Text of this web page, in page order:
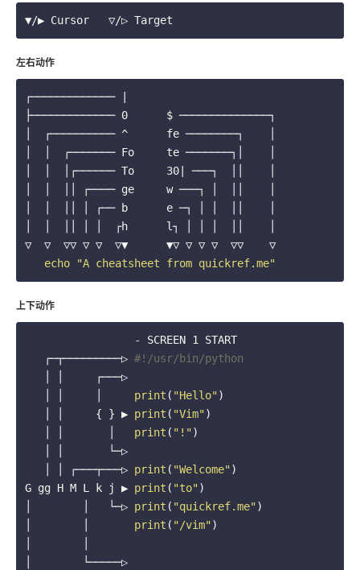
左右动作
┌───────────── |
├───────────── 0      $ ──────────────┐
│  ┌────────── ^      fe ────────┐    │
│  │  ┌─────── Fo     te ───────┐│    │
│  │  │┌────── To     30| ───┐  ││    │
│  │  ││ ┌──── ge     w ───┐ │  ││    │
│  │  ││ │ ┌── b      e ─┐ │ │  ││    │
│  │  ││ │ │  ┌h      l┐ │ │ │  ││    │
▽  ▽  ▽▽ ▽ ▽  ▽▼      ▼▽ ▽ ▽ ▽  ▽▽    ▽
echo
"A cheatsheet from quickref.me"
上下动作
                 - SCREEN 1 START
   ┌─┬─────────▷
#!/usr/bin/python
   │ │     ┌───▷
print ( "Hello" )
   │ │     { } ▶
print ( "Vim" )
print ( "!" )
   │ │       └─▷
   │ │ ┌───┬───▷
print ( "Welcome" )
G gg H M L k j ▶ print ( "to" )
│        │   └─▷ print ( "quickref.me" )
print ( "/vim" )
│        └─────▷